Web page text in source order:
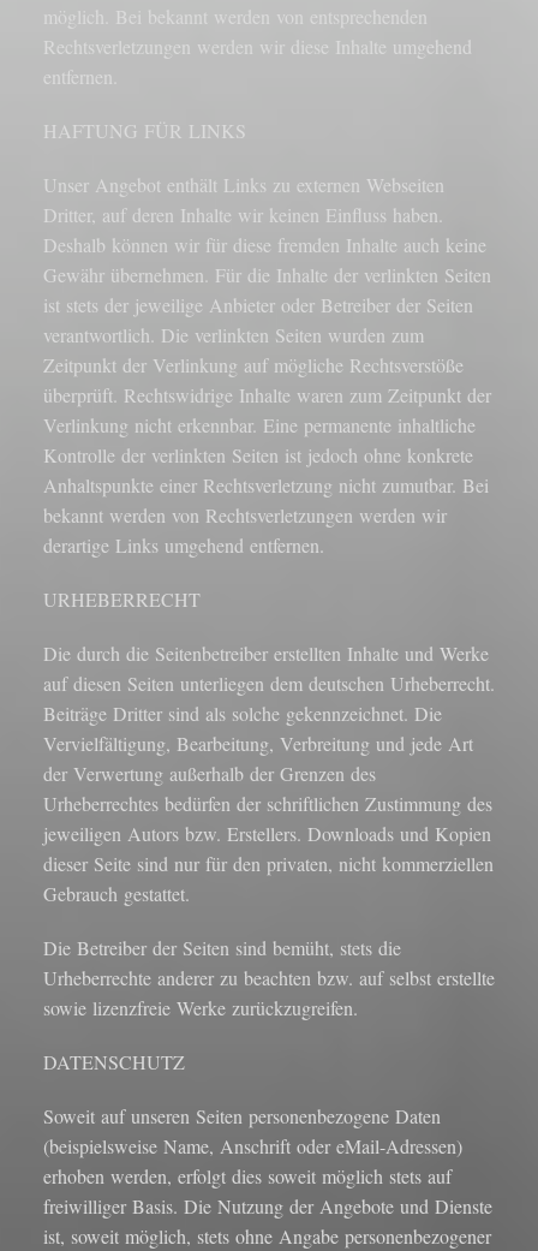
möglich. Bei bekannt werden von entsprechenden
Rechtsverletzungen werden wir diese Inhalte umgehend
entfernen.
HAFTUNG FÜR LINKS
Unser Angebot enthält Links zu externen Webseiten
Dritter, auf deren Inhalte wir keinen Einfluss haben.
Deshalb können wir für diese fremden Inhalte auch keine
Gewähr übernehmen. Für die Inhalte der verlinkten Seiten
ist stets der jeweilige Anbieter oder Betreiber der Seiten
verantwortlich. Die verlinkten Seiten wurden zum
Zeitpunkt der Verlinkung auf mögliche Rechtsverstöße
überprüft. Rechtswidrige Inhalte waren zum Zeitpunkt der
Verlinkung nicht erkennbar. Eine permanente inhaltliche
Kontrolle der verlinkten Seiten ist jedoch ohne konkrete
Anhaltspunkte einer Rechtsverletzung nicht zumutbar. Bei
bekannt werden von Rechtsverletzungen werden wir
derartige Links umgehend entfernen.
URHEBERRECHT
Die durch die Seitenbetreiber erstellten Inhalte und Werke
auf diesen Seiten unterliegen dem deutschen Urheberrecht.
Beiträge Dritter sind als solche gekennzeichnet. Die
Vervielfältigung, Bearbeitung, Verbreitung und jede Art
der Verwertung außerhalb der Grenzen des
Urheberrechtes bedürfen der schriftlichen Zustimmung des
jeweiligen Autors bzw. Erstellers. Downloads und Kopien
dieser Seite sind nur für den privaten, nicht kommerziellen
Gebrauch gestattet.
Die Betreiber der Seiten sind bemüht, stets die
Urheberrechte anderer zu beachten bzw. auf selbst erstellte
sowie lizenzfreie Werke zurückzugreifen.
DATENSCHUTZ
Soweit auf unseren Seiten personenbezogene Daten
(beispielsweise Name, Anschrift oder eMail-Adressen)
erhoben werden, erfolgt dies soweit möglich stets auf
freiwilliger Basis. Die Nutzung der Angebote und Dienste
ist, soweit möglich, stets ohne Angabe personenbezogener